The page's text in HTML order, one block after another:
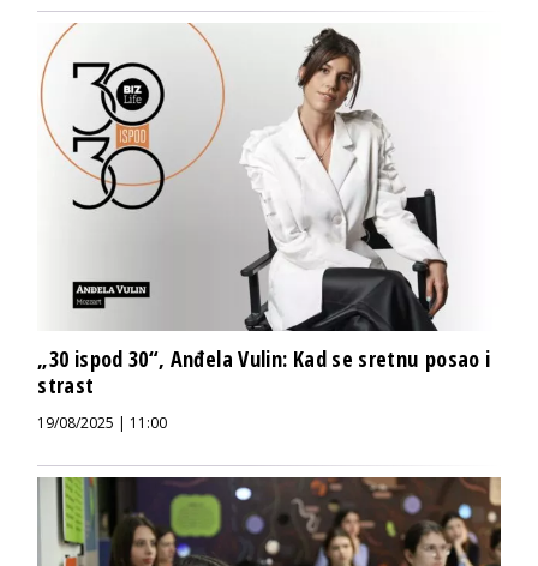
„30 ispod 30“, Anđela Vulin: Kad se sretnu posao i
strast
19/08/2025 | 11:00